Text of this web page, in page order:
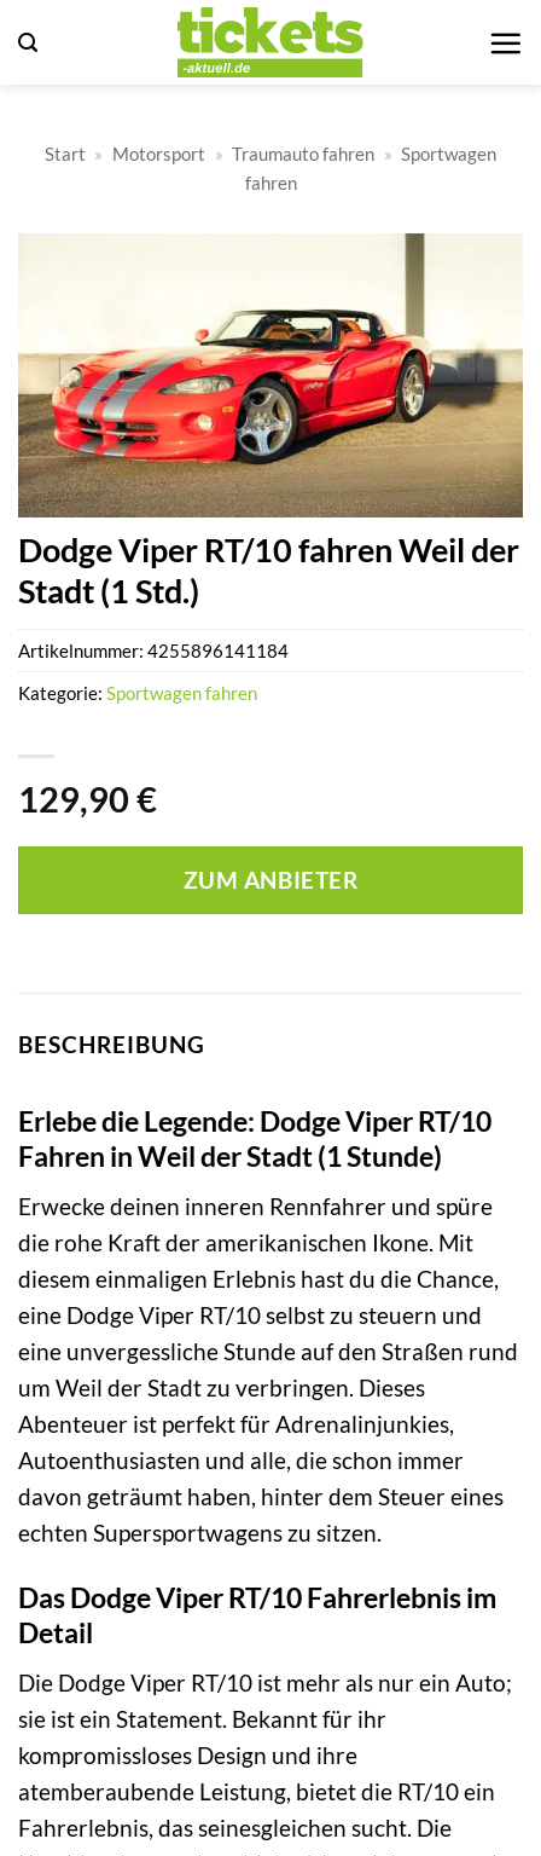
Inhalt
Start » Motorsport » Traumauto fahren » Sportwagen
fahren
Dodge Viper RT/10 fahren Weil der
Stadt (1 Std.)
129,90 €
ZUM ANBIETER
Artikelnummer: 4255896141184
Kategorie: Sportwagen fahren
BESCHREIBUNG
Erlebe die Legende: Dodge Viper RT/10
Fahren in Weil der Stadt (1 Stunde)
Erwecke deinen inneren Rennfahrer und spüre
die rohe Kraft der amerikanischen Ikone. Mit
diesem einmaligen Erlebnis hast du die Chance,
eine Dodge Viper RT/10 selbst zu steuern und
eine unvergessliche Stunde auf den Straßen rund
um Weil der Stadt zu verbringen. Dieses
Abenteuer ist perfekt für Adrenalinjunkies,
Autoenthusiasten und alle, die schon immer
davon geträumt haben, hinter dem Steuer eines
echten Supersportwagens zu sitzen.
Das Dodge Viper RT/10 Fahrerlebnis im
Detail
Die Dodge Viper RT/10 ist mehr als nur ein Auto;
sie ist ein Statement. Bekannt für ihr
kompromissloses Design und ihre
atemberaubende Leistung, bietet die RT/10 ein
Fahrerlebnis, das seinesgleichen sucht. Die